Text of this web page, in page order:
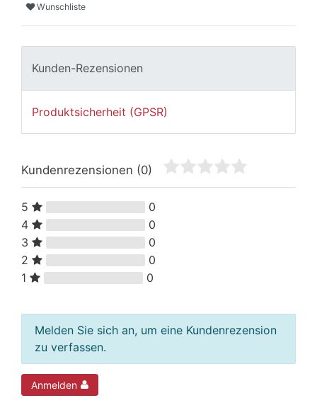
Wunschliste
Kunden-Rezensionen
Produktsicherheit (GPSR)
Kundenrezensionen (0)
5
0
4
0
3
0
2
0
1
0
Melden Sie sich an, um eine Kundenrezension
zu verfassen.
Anmelden